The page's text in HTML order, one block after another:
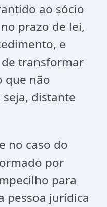
ao sócio
prazo de lei,
e
transformar
que não
seja, distante
no caso do
por
para
pessoa jurídica